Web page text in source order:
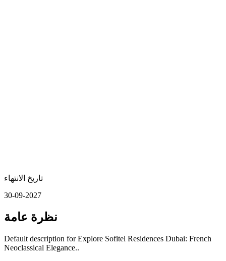
تاريخ الانتهاء
30-09-2027
نظرة عامة
Default description for Explore Sofitel Residences Dubai: French
Neoclassical Elegance..